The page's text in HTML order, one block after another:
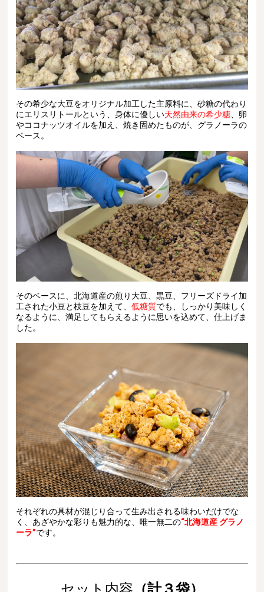
その希少な大豆をオリジナル加工した主原料に、砂糖の代わり
にエリスリトールという、身体に優しい天然由来の希少糖、卵
やココナッツオイルを加え、焼き固めたものが、グラノーラの
ベース。
そのベースに、北海道産の煎り大豆、黒豆、フリーズドライ加
工された小豆と枝豆を加えて、低糖質でも、しっかり美味しく
なるように、満足してもらえるように思いを込めて、仕上げま
した。
それぞれの具材が混じり合って生み出される味わいだけでな
く、あざやかな彩りも魅力的な、唯一無二の“北海道産 グラノ
ーラ”です。
セット内容 （計３袋）